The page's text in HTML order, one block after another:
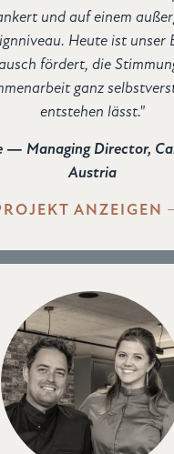
und auf einem
Heute ist unser
fördert, die
ganz
entstehen lässt."
— Managing Director,
Austria
ANZEIGEN